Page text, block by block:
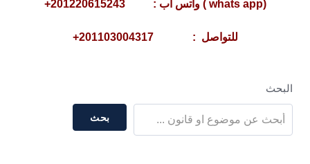
(whats app ) واتس أب : 201220615243+
للتواصل : 201103004317+
البحث
بحث